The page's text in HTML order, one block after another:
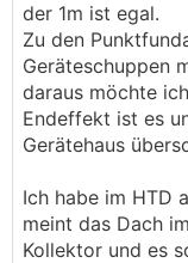
der 1m ist egal.
Zu den
Geräteschuppen
daraus möchte
Endeffekt ist es
Gerätehaus
Ich habe im HTD
meint das Dach
Kollektor und es